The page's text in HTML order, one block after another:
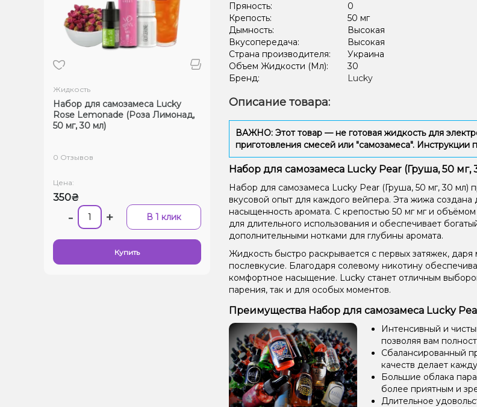
Жидкость
Набор для самозамеса Lucky
Rose Lemonade (Роза Лимонад,
50 мг, 30 мл)
0 Отзывов
Цена:
350₴
- + В 1 клик
Купить
Пряность:
0
Крепость:
50 мг
Дымность:
Высокая
Вкусопередача:
Высокая
Страна производителя:
Украина
Объем Жидкости (Мл):
30
Бренд:
Lucky
Описание товара:
ВАЖНО: Этот товар — не готовая жидкость для
приготовления смесей или "самозамеса".
Набор для самозамеса Lucky Pear (Груша, 50
Набор для самозамеса Lucky Pear (Груша, 50 мг, 30 мл)
вкусовой опыт для каждого вейпера. Эта жижа создана
насыщенность аромата. С крепостью 50 мг мг и
для длительного использования и обеспечивает
дополнительными нотками для глубины аромата.
Жидкость быстро раскрывается с первых затяжек, даря
послевкусие. Благодаря солевому никотину
комфортное насыщение. Lucky станет отличным
парения, так и для особых моментов.
Преимущества Набор для самозамеса Lucky
Интенсивный и
позволяя вам
Сбалансированный
качеств делает
Большие облака
более приятным и
Длительное